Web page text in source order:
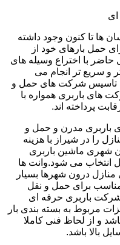
ها تا کنون وجود داشته
حمل بارهای خود از
حاضر با اختراع وسیله های
و سریع تر انجام می
به تاسیس شرکت های حمل و
باربری همواره با
پرداخته اند.
باربری مدرن و حمل و
را در شیراز با هزینه
شهری ماشین باربری
انتخاب می شود.وانت ها
درون شهرها بسیار
برای حمل و نقل
باربری حرفه ای
مربوط به بسته بندی بار
و از لحاظ فنی کاملا
بالا باشد.